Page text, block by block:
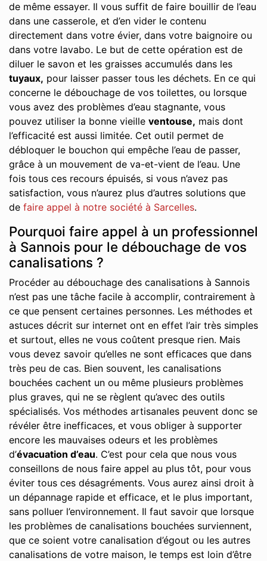
de même essayer. Il vous suffit de faire bouillir de l’eau
dans une casserole, et d’en vider le contenu
directement dans votre évier, dans votre baignoire ou
dans votre lavabo. Le but de cette opération est de
diluer le savon et les graisses accumulés dans les
tuyaux, pour laisser passer tous les déchets. En ce qui
concerne le débouchage de vos toilettes, ou lorsque
vous avez des problèmes d’eau stagnante, vous
pouvez utiliser la bonne vieille ventouse, mais dont
l’efficacité est aussi limitée. Cet outil permet de
débloquer le bouchon qui empêche l’eau de passer,
grâce à un mouvement de va-et-vient de l’eau. Une
fois tous ces recours épuisés, si vous n’avez pas
satisfaction, vous n’aurez plus d’autres solutions que
de faire appel à notre société à Sarcelles.
Pourquoi faire appel à un professionnel
à Sannois pour le débouchage de vos
canalisations ?
Procéder au débouchage des canalisations à Sannois
n’est pas une tâche facile à accomplir, contrairement à
ce que pensent certaines personnes. Les méthodes et
astuces décrit sur internet ont en effet l’air très simples
et surtout, elles ne vous coûtent presque rien. Mais
vous devez savoir qu’elles ne sont efficaces que dans
très peu de cas. Bien souvent, les canalisations
bouchées cachent un ou même plusieurs problèmes
plus graves, qui ne se règlent qu’avec des outils
spécialisés. Vos méthodes artisanales peuvent donc se
révéler être inefficaces, et vous obliger à supporter
encore les mauvaises odeurs et les problèmes
d’évacuation d’eau. C’est pour cela que nous vous
conseillons de nous faire appel au plus tôt, pour vous
éviter tous ces désagréments. Vous aurez ainsi droit à
un dépannage rapide et efficace, et le plus important,
sans polluer l’environnement. Il faut savoir que lorsque
les problèmes de canalisations bouchées surviennent,
que ce soient votre canalisation d’égout ou les autres
canalisations de votre maison, le temps est loin d’être